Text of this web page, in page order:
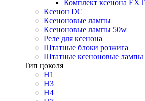
Комплект ксенона
Ксенон DC
Ксеноновые лампы
Ксеноновые лампы 50w
Реле для ксенона
Штатные блоки розжига
Штатные ксеноновые лампы
Тип цоколя
H1
H3
H4